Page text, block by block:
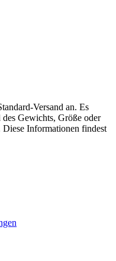
Versand an. Es
Gewichts, Größe oder
Diese Informationen findest